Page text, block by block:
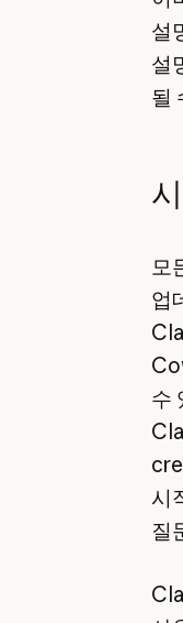
설
설
될
모
업
수
시
질